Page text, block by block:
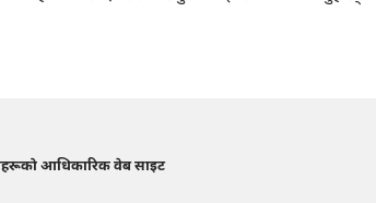
आधिकारिक वेब साइट